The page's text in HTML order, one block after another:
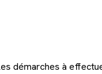
démarches à